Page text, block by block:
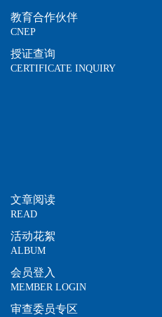
教育合作伙伴
CNEP
授证查询
CERTIFICATE INQUIRY
文章阅读
READ
活动花絮
ALBUM
会员登入
MEMBER LOGIN
审查委员专区